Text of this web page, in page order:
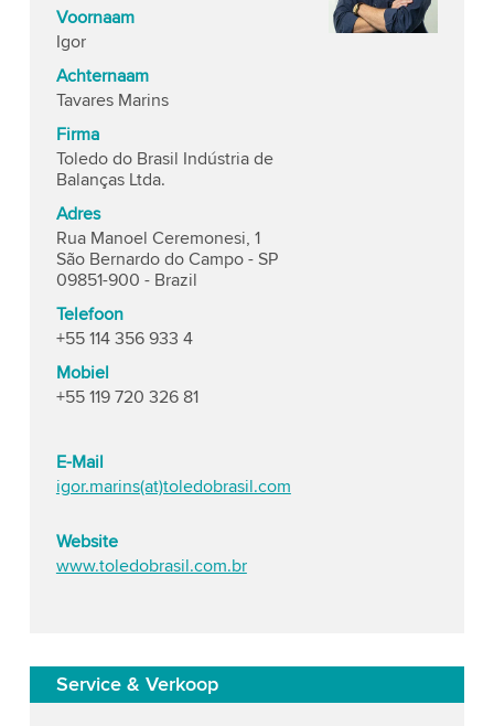
Voornaam
Igor
Achternaam
Tavares Marins
Firma
Toledo do Brasil Indústria de
Balanças Ltda.
Adres
Rua Manoel Ceremonesi, 1
São Bernardo do Campo - SP
09851-900 - Brazil
Telefoon
+55 114 356 933 4
Mobiel
+55 119 720 326 81
E-Mail
igor.marins(at)toledobrasil.com
Website
www.toledobrasil.com.br
Service & Verkoop